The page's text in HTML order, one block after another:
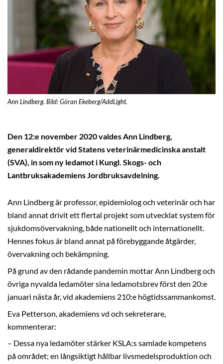
Ann Lindberg. Bild: Göran Ekeberg/AddLight.
Den 12:e november 2020 valdes Ann Lindberg,
generaldirektör vid Statens veterinärmedicinska anstalt
(SVA), in som ny ledamot i Kungl. Skogs- och
Lantbruksakademiens Jordbruksavdelning.
Ann Lindberg är professor, epidemiolog och veterinär och har
bland annat drivit ett flertal projekt som utvecklat system för
sjukdomsövervakning, både nationellt och internationellt.
Hennes fokus är bland annat på förebyggande åtgärder,
övervakning och bekämpning.
På grund av den rådande pandemin mottar Ann Lindberg och
övriga nyvalda ledamöter sina ledamotsbrev först den 20:e
januari nästa år, vid akademiens 210:e högtidssammankomst.
Eva Petterson, akademiens vd och sekreterare,
kommenterar:
– Dessa nya ledamöter stärker KSLA:s samlade kompetens
på området; en långsiktigt hållbar livsmedelsproduktion och